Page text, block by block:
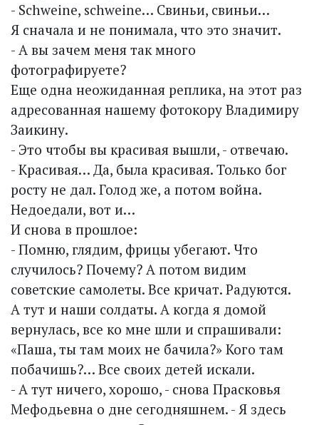
- Schweine, schweine… Свиньи, свиньи…
Я сначала и не понимала, что это значит.
- А вы зачем меня так много
фотографируете?
Еще одна неожиданная реплика, на этот раз
адресованная нашему фотокору Владимиру
Заикину.
- Это чтобы вы красивая вышли, - отвечаю.
- Красивая… Да, была красивая. Только бог
росту не дал. Голод же, а потом война.
Недоедали, вот и…
И снова в прошлое:
- Помню, глядим, фрицы убегают. Что
случилось? Почему? А потом видим
советские самолеты. Все кричат. Радуются.
А тут и наши солдаты. А когда я домой
вернулась, все ко мне шли и спрашивали:
«Паша, ты там моих не бачила?» Кого там
побачишь?… Все своих детей искали.
- А тут ничего, хорошо, - снова Прасковья
Мефодьевна о дне сегодняшнем. - Я здесь